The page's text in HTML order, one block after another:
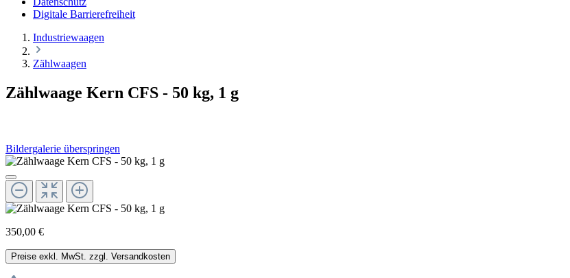
Digitale Barrierefreiheit
Industriewaagen
Zählwaagen
Zählwaage Kern CFS - 50 kg, 1 g
Bildergalerie überspringen
350,00 €
Preise exkl. MwSt. zzgl. Versandkosten